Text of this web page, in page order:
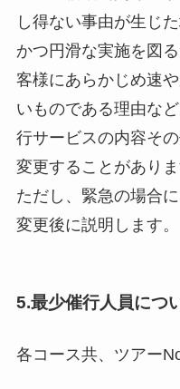
し得ない事由が生じ
かつ円滑な実施を図
客様にあらかじめ速
いものである理由な
行サービスの内容そ
変更することがありま
ただし、緊急の場合
変更後に説明します。
5.最少催行人員につ
各コース共、ツアー